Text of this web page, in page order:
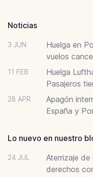
Noticias
3 JUN
Huelga en
vuelos
11 FEB
Huelga
Pasajeros
28 APR
Apagón
España y
Lo nuevo en nuestro
24 JUL
Aterrizaje de
derechos